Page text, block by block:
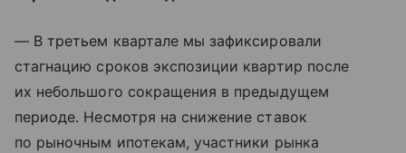
— В третьем квартале мы зафиксировали
стагнацию сроков экспозиции квартир после
их небольшого сокращения в предыдущем
периоде. Несмотря на снижение ставок
по рыночным ипотекам, участники рынка